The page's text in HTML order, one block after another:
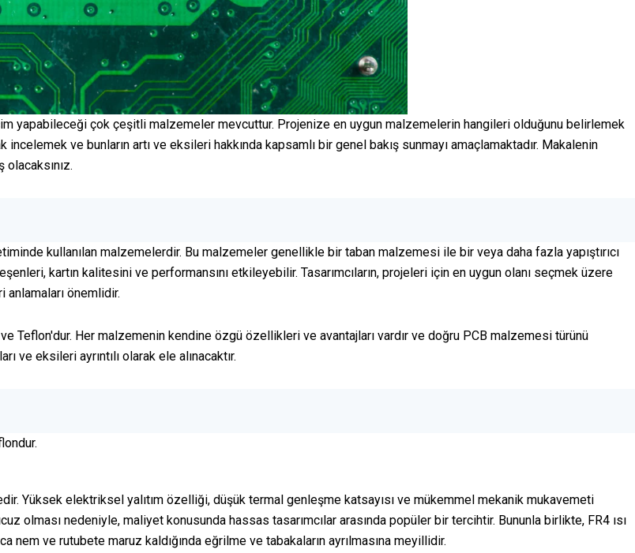
yapabileceği çok çeşitli malzemeler mevcuttur. Projenize en uygun malzemelerin hangileri olduğunu belirlemek
ve bunların artı ve eksileri hakkında kapsamlı bir genel bakış sunmayı amaçlamaktadır. Makalenin
kullanılan malzemelerdir. Bu malzemeler genellikle bir taban malzemesi ile bir veya daha fazla yapıştırıcı
kartın kalitesini ve performansını etkileyebilir. Tasarımcıların, projeleri için en uygun olanı seçmek üzere
önemlidir.
Teflon'dur. Her malzemenin kendine özgü özellikleri ve avantajları vardır ve doğru PCB malzemesi türünü
ve eksileri ayrıntılı olarak ele alınacaktır.
Yüksek elektriksel yalıtım özelliği, düşük termal genleşme katsayısı ve mükemmel mekanik mukavemeti
olması nedeniyle, maliyet konusunda hassas tasarımcılar arasında popüler bir tercihtir. Bununla birlikte, FR4 ısı
nem ve rutubete maruz kaldığında eğrilme ve tabakaların ayrılmasına meyillidir.